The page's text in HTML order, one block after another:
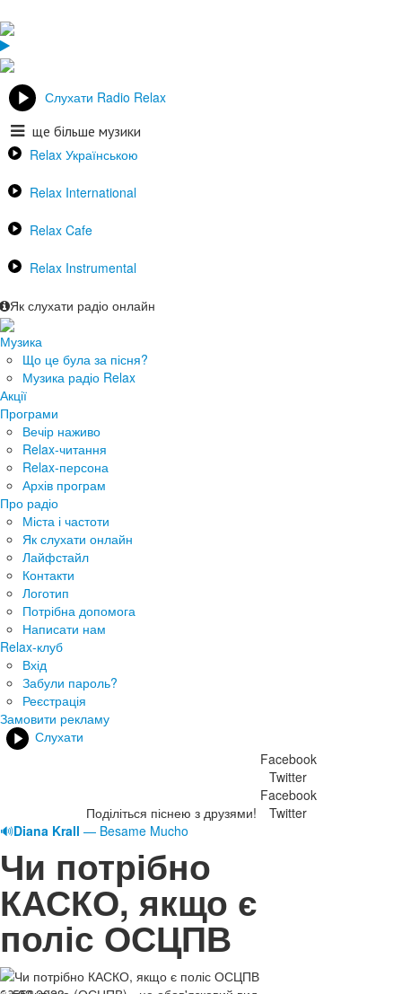
Слухати Radio Relax
ще більше музики
Relax Українською
Relax International
Relax Cafe
Relax Instrumental
Як слухати радіо онлайн
Музика
Що це була за пісня?
Музика радіо Relax
Акції
Програми
Вечір наживо
Relax-читання
Relax-персона
Архів програм
Про радіо
Міста і частоти
Як слухати онлайн
Лайфстайл
Контакти
Логотип
Потрібна допомога
Написати нам
Relax-клуб
Вхід
Забули пароль?
Реєстрація
Замовити рекламу
Слухати
Поділіться піснею з друзями!
Facebook
Twitter
Facebook
Twitter
🔊Diana Krall — Besame Mucho
Чи потрібно
КАСКО, якщо є
поліс ОСЦПВ